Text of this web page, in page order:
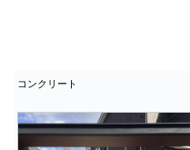
コンクリート